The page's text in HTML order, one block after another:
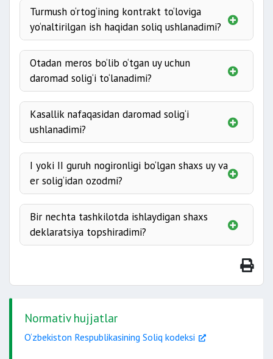
Turmush o‘rtog‘ining kontrakt to‘loviga
yo‘naltirilgan ish haqidan soliq ushlanadimi?
Muhim:
Otadan meros bo‘lib o‘tgan uy uchun
daromad solig‘i to‘lanadimi?
Kasallik nafaqasidan daromad solig‘i
ushlanadimi?
I yoki II guruh nogironligi bo‘lgan shaxs uy va
er solig‘idan ozodmi?
Bir nechta tashkilotda ishlaydigan shaxs
deklaratsiya topshiradimi?
Normativ hujjatlar
O‘zbekiston Respublikasining Soliq kodeksi